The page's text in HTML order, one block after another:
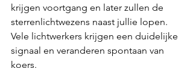
krijgen voortgang en later zullen de
sterrenlichtwezens naast jullie lopen.
Vele lichtwerkers krijgen een duidelijke
signaal en veranderen spontaan van
koers.